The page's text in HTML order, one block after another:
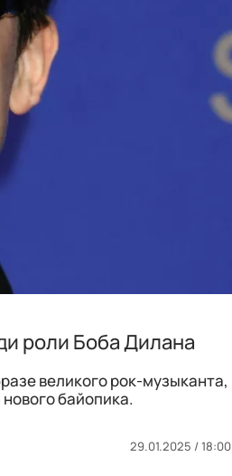
роли Боба Дилана
великого рок-музыканта,
байопика.
29.01.2025 / 18:00